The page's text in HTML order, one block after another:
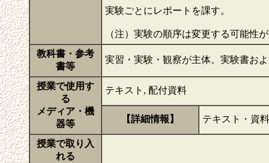
実験ごとにレポートを課す。
（注）実験の順序は変更する可能性
教科書・参考
書等
実習・実験・観察が主体。実験書お
授業で使用す
る
メディア・機
器等
テキスト, 配付資料
【詳細情報】 テキスト・資
授業で取り入
れる